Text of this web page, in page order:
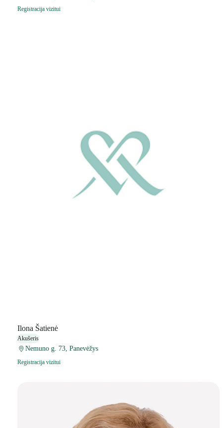
Registracija vizitui
Ilona Šatienė
Akušeris
Nemuno g. 73, Panevėžys
Registracija vizitui